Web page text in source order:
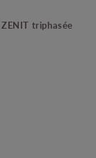
triphasée